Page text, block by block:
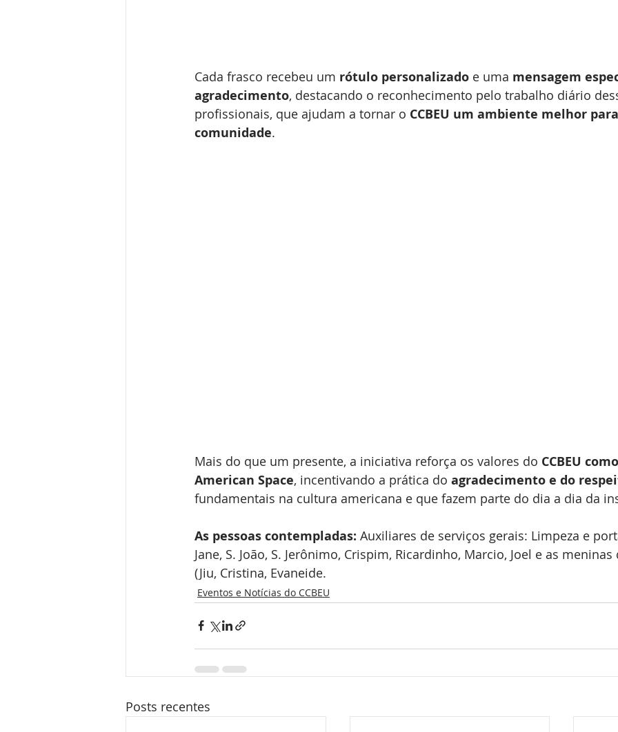
Cada frasco recebeu um rótulo personalizado e uma mensagem
agradecimento, destacando o reconhecimento pelo trabalho diário
profissionais, que ajudam a tornar o CCBEU um ambiente melhor
comunidade.
Mais do que um presente, a iniciativa reforça os valores do CCBEU
American Space, incentivando a prática do agradecimento e do
fundamentais na cultura americana e que fazem parte do dia a dia da
As pessoas contempladas: Auxiliares de serviços gerais: Limpeza e
Jane, S. João, S. Jerônimo, Crispim, Ricardinho, Marcio, Joel e as
(Jiu, Cristina, Evaneide.
Eventos e Notícias do CCBEU
Posts recentes